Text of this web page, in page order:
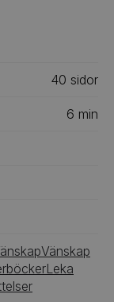
40 ‎‎ sidor
6 min
Vänskap
Leka